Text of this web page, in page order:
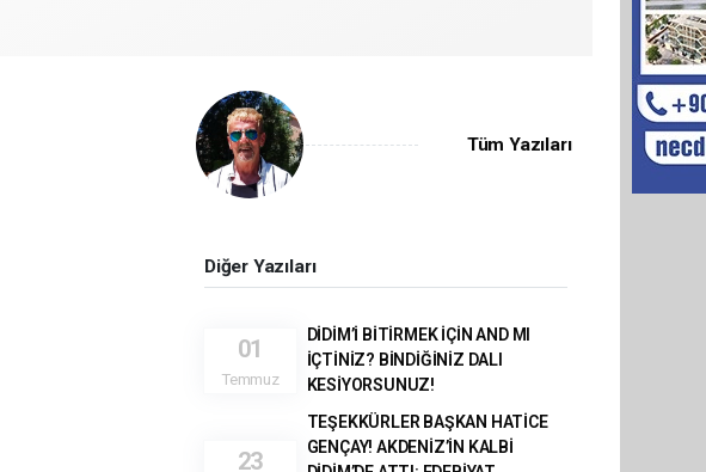
Tüm Yazıları
Diğer Yazıları
01
Temmuz
DİDİM’İ BİTİRMEK İÇİN AND MI
İÇTİNİZ? BİNDİĞİNİZ DALI
KESİYORSUNUZ!
23
TEŞEKKÜRLER BAŞKAN HATİCE
GENÇAY! AKDENİZ’İN KALBİ